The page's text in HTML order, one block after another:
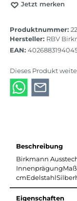
Jetzt merken
Produktnummer:
Hersteller: RBV
EAN:
Dieses Produkt
Beschreibung
Birkmann
Eigenschaften